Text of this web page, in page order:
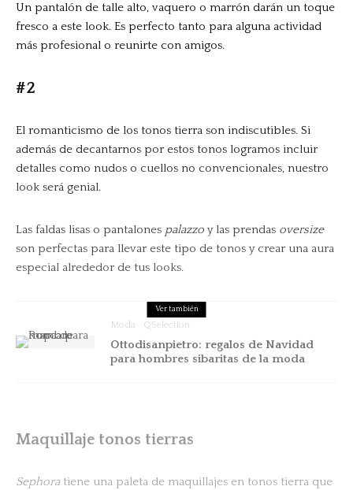
Un pantalón de talle alto, vaquero o marrón darán un toque
fresco a este look. Es perfecto tanto para alguna actividad
más profesional o reunirte con amigos.
#2
El romanticismo de los tonos tierra son indiscutibles. Si
además de decantarnos por estos tonos logramos incluir
detalles como nudos o cuellos no convencionales, nuestro
look será genial.
Las faldas lisas o pantalones palazzo y las prendas oversize
son perfectas para llevar este tipo de tonos y crear una aura
especial alrededor de tus looks.
Ver también
Moda QSelection
Ottodisanpietro: regalos de Navidad
para hombres sibaritas de la moda
Maquillaje tonos tierras
Sephoratiene una paleta de maquillajes en tonos tierra que